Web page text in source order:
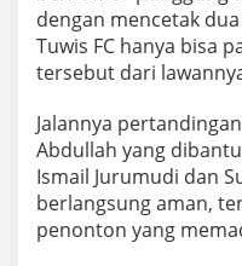
dengan mencetak
Tuwis FC hanya bisa
tersebut dari
Jalannya
Abdullah yang
Ismail Jurumudi dan
berlangsung aman,
penonton yang